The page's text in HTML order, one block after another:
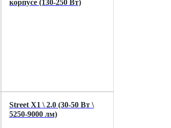
корпусе (130-250 Вт)
Street X1 \ 2.0 (30-50 Вт \
5250-9000 лм)